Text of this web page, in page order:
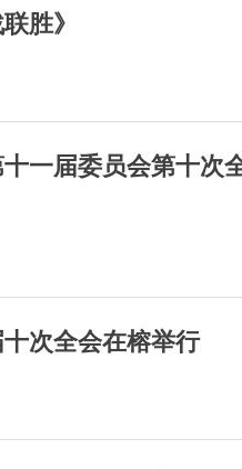
胜》
一届委员会第十次
次全会在榕举行